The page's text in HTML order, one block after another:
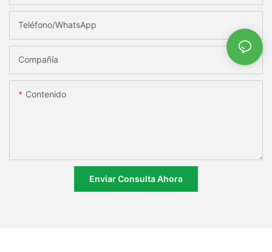
Teléfono/WhatsApp
Compañía
Contenido
Enviar Consulta Ahora